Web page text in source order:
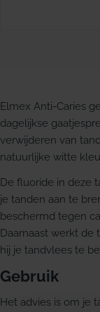
Elmex Anti-Caries
dagelijkse
verwijderen van
natuurlijke witte
De fluoride in deze
je tanden aan te
beschermd tegen
Daarnaast werkt
hij je tandvlees te
Gebruik
Het advies is om je